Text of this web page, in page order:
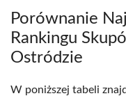
Porównanie
Rankingu
Ostródzie
W poniższej tabeli